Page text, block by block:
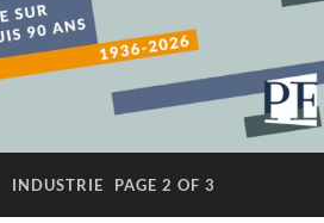
INDUSTRIE PAGE 2 OF 3